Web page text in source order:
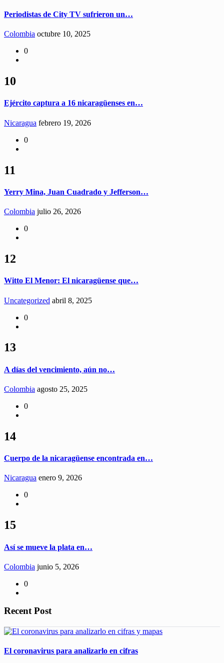
Periodistas de City TV sufrieron un…
Colombia octubre 10, 2025
0
10
Ejército captura a 16 nicaragüenses en…
Nicaragua febrero 19, 2026
0
11
Yerry Mina, Juan Cuadrado y Jefferson…
Colombia julio 26, 2026
0
12
Witto El Menor: El nicaragüense que…
Uncategorized abril 8, 2025
0
13
A días del vencimiento, aún no…
Colombia agosto 25, 2025
0
14
Cuerpo de la nicaragüense encontrada en…
Nicaragua enero 9, 2026
0
15
Así se mueve la plata en…
Colombia junio 5, 2026
0
Recent Post
El coronavirus para analizarlo en cifras